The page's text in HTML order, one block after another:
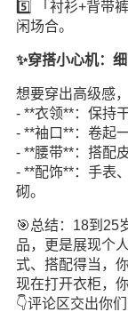
5️⃣ 「衬衫+背带
闲场合。
✨穿搭小心机：
想要穿出高级感
- **衣领**：保持
- **袖口**：卷起
- **腰带**：搭配
- **配饰**：手表
砌。
🎯总结：18到25
品，更是展现个
式、搭配得当，
现在打开衣柜，
👇评论区交出你